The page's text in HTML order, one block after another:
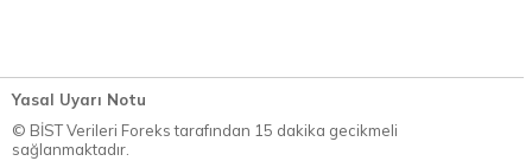
Yasal Uyarı Notu
© BİST Verileri Foreks tarafından 15 dakika gecikmeli
sağlanmaktadır.